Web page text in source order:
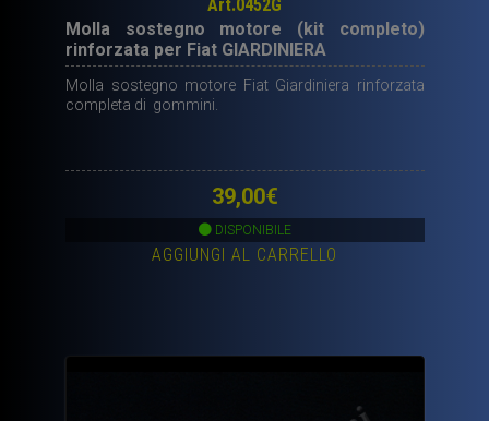
Art.0452G
Molla sostegno motore (kit completo)
rinforzata per Fiat GIARDINIERA
Molla sostegno motore Fiat Giardiniera rinforzata
completa di gommini.
39,00€
DISPONIBILE
AGGIUNGI AL CARRELLO